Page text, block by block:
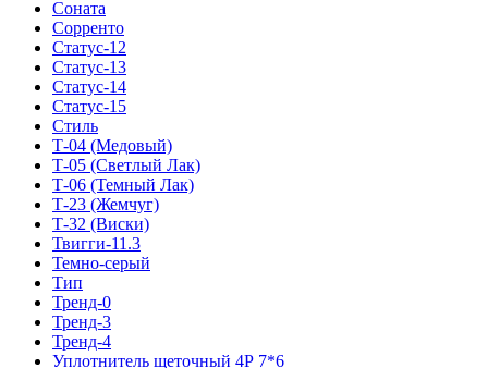
Соната
Сорренто
Статус-12
Статус-13
Статус-14
Статус-15
Стиль
Т-04 (Медовый)
Т-05 (Светлый Лак)
Т-06 (Темный Лак)
Т-23 (Жемчуг)
Т-32 (Виски)
Твигги-11.3
Темно-серый
Тип
Тренд-0
Тренд-3
Тренд-4
Уплотнитель щеточный 4Р 7*6